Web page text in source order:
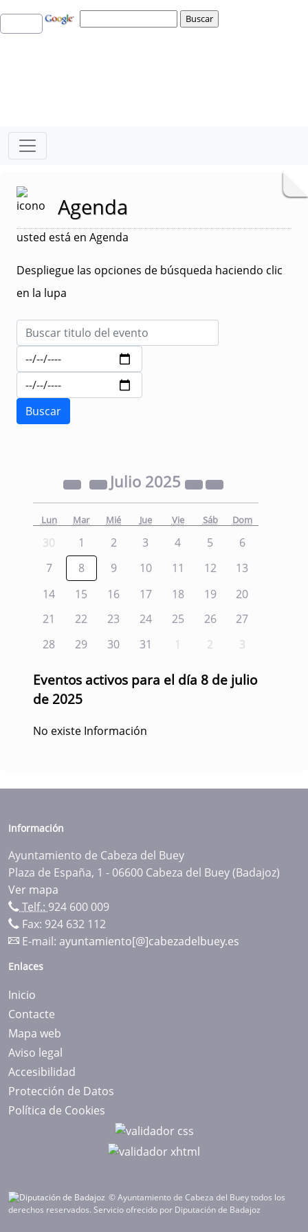
Agenda
usted está en Agenda
Despliegue las opciones de búsqueda haciendo clic
en la lupa
Julio 2025
Lun Mar Mié Jue Vie Sáb Dom
30 1 2 3 4 5
6
7
8 9 10 11 12
13
14
15 16 17 18 19
20
21
22 23 24 25 26
27
28
29 30 31 1 2 3
Eventos activos para el día 8 de julio
de 2025
No existe Información
Información
Ayuntamiento de Cabeza del Buey
Plaza de España, 1 - 06600 Cabeza del Buey (Badajoz)
Ver mapa
Telf.: 924 600 009
Fax: 924 632 112
E-mail: ayuntamiento[@]cabezadelbuey.es
Enlaces
Inicio
Contacte
Mapa web
Aviso legal
Accesibilidad
Protección de Datos
Política de Cookies
© Ayuntamiento de Cabeza del Buey todos los
derechos reservados. Servicio ofrecido por Diputación de Badajoz